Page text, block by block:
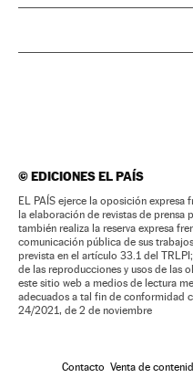
©EDICIONES EL PAÍS
EL PAÍS ejerce la oposición expresa
la elaboración de revistas de prensa
también realiza la reserva expresa
comunicación pública de sus
prevista en el artículo 33.1 del
de las reproducciones y usos de las
este sitio web a medios de lectura
adecuados a tal fin de conformidad
24/2021, de 2 de noviembre
Contacto Venta de